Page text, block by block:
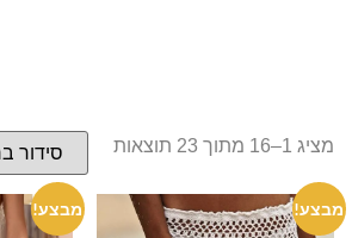
מציג 1–16 מתוך 23 תוצאות
מבצע! מבצע!